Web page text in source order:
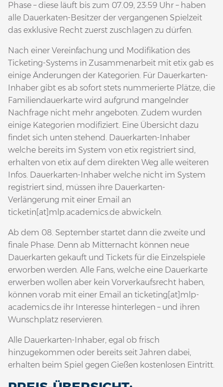
Phase – diese läuft bis zum 07.09, 23:59 Uhr – haben
alle Dauerkaten-Besitzer der vergangenen Spielzeit
das exklusive Recht zuerst zuschlagen zu dürfen.
Nach einer Vereinfachung und Modifikation des
Ticketing-Systems in Zusammenarbeit mit etix gab es
einige Änderungen der Kategorien. Für Dauerkarten-
Inhaber gibt es ab sofort stets nummerierte Plätze, die
Familiendauerkarte wird aufgrund mangelnder
Nachfrage nicht mehr angeboten. Zudem wurden
einige Kategorien modifiziert. Eine Übersicht dazu
findet sich unten stehend. Dauerkarten-Inhaber
welche bereits im System von etix registriert sind,
erhalten von etix auf dem direkten Weg alle weiteren
Infos. Dauerkarten-Inhaber welche nicht im System
registriert sind, müssen ihre Dauerkarten-
Verlängerung mit einer Email an
ticketin[at]mlp.academics.de abwickeln.
Ab dem 08. September startet dann die zweite und
finale Phase. Denn ab Mitternacht können neue
Dauerkarten gekauft und Tickets für die Einzelspiele
erworben werden. Alle Fans, welche eine Dauerkarte
erwerben wollen aber kein Vorverkaufsrecht haben,
können vorab mit einer Email an ticketing[at]mlp-
academics.de ihr Interesse hinterlegen – und ihren
Wunschplatz reservieren.
Alle Dauerkarten-Inhaber, egal ob frisch
hinzugekommen oder bereits seit Jahren dabei,
erhalten beim Spiel gegen Gießen kostenlosen Eintritt.